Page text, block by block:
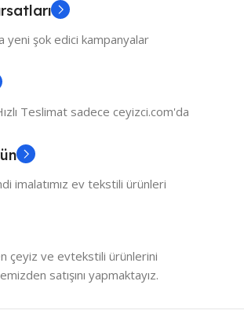
yeni şok edici kampanyalar
Teslimat sadece ceyizci.com'da
imalatımız ev tekstili ürünleri
çeyiz ve evtekstili ürünlerini
satışını yapmaktayız.